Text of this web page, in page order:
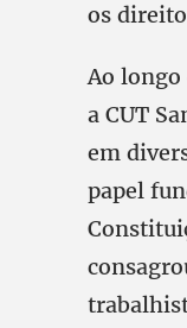
os
Ao longo
a CUT
em
papel